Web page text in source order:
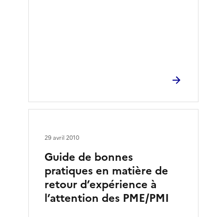
Guide de bonnes
pratiques en matière de
retour d’expérience à
l’attention des PME/PMI
29 avril 2010